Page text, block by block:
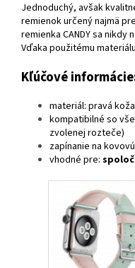
Jednoduchý, avšak
remienok určený najmä
remienka CANDY sa nikdy
Vďaka použitému
Kľúčové
materiál: pravá koža
kompatibilné so
zvolenej rozteče)
zapínanie na
vhodné pre: